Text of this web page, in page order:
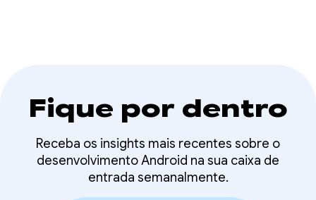
Fique por dentro
Receba os insights mais recentes sobre o
desenvolvimento Android na sua caixa de
entrada semanalmente.